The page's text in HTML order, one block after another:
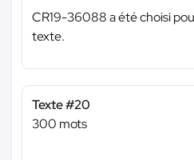
CR19-36088 a été choisi
texte.
Texte #20
300 mots